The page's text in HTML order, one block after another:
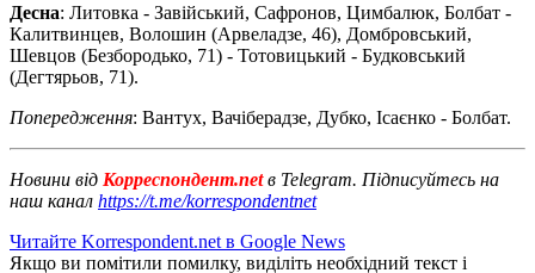
Десна: Литовка - Завійський, Сафронов, Цимбалюк, Болбат -
Калитвинцев, Волошин (Арвеладзе, 46), Домбровський,
Шевцов (Безбородько, 71) - Тотовицький - Будковський
(Дегтярьов, 71).
Попередження: Вантух, Вачіберадзе, Дубко, Ісаєнко - Болбат.
Новини від Корреспондент.netв Telegram. Підписуйтесь на
наш канал https://t.me/korrespondentnet
Читайте Korrespondent.net в Google News
Якщо ви помітили помилку, виділіть необхідний текст і